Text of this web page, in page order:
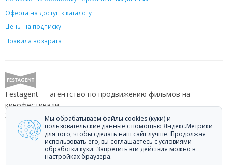
Оферта на доступ к каталогу
Цены на подписку
Правила возврата
Festagent — агентство по продвижению фильмов на
кинофестивали.
Звоните +7 (499) 113-78-80 или пишитеhello@festagent.com
© 2010—2026 Festagent. Использование материалов сайта
«Festagent.com» разрешено только при наличии активной ссылки на
источник.
Персональные данные, опубликованные на сайте, размещены с
Мы обрабатываем файлы cookies (куки) и
пользовательские данные с помощью Яндекс.Метрики
для того, чтобы сделать наш сайт лучше. Продолжая
использовать его, вы соглашаетесь с условиями
обработки куки. Запретить эти действия можно в
настройках браузера.